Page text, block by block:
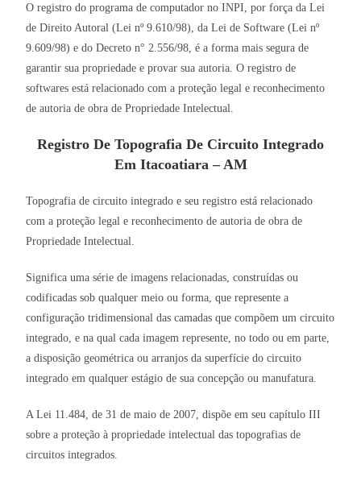
O registro do programa de computador no INPI, por força da Lei
de Direito Autoral (Lei nº 9.610/98), da Lei de Software (Lei nº
9.609/98) e do Decreto n° 2.556/98, é a forma mais segura de
garantir sua propriedade e provar sua autoria. O registro de
softwares está relacionado com a proteção legal e reconhecimento
de autoria de obra de Propriedade Intelectual.
Registro De Topografia De Circuito Integrado
Em Itacoatiara – AM
Topografia de circuito integrado e seu registro está relacionado
com a proteção legal e reconhecimento de autoria de obra de
Propriedade Intelectual.
Significa uma série de imagens relacionadas, construídas ou
codificadas sob qualquer meio ou forma, que represente a
configuração tridimensional das camadas que compõem um circuito
integrado, e na qual cada imagem represente, no todo ou em parte,
a disposição geométrica ou arranjos da superfície do circuito
integrado em qualquer estágio de sua concepção ou manufatura.
A Lei 11.484, de 31 de maio de 2007, dispõe em seu capítulo III
sobre a proteção à propriedade intelectual das topografias de
circuitos integrados.